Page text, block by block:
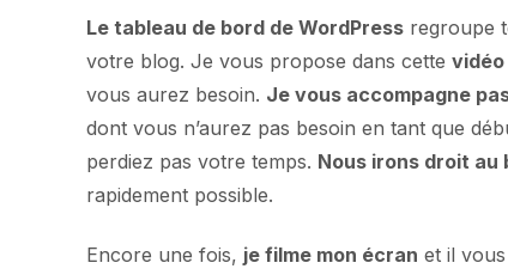
Le tableau de bord de WordPress regroupe
votre blog. Je vous propose dans cette vidéo
vous aurez besoin. Je vous accompagne
dont vous n’aurez pas besoin en tant que
perdiez pas votre temps. Nous irons droit au
rapidement possible.
Encore une fois, je filme mon écran et il